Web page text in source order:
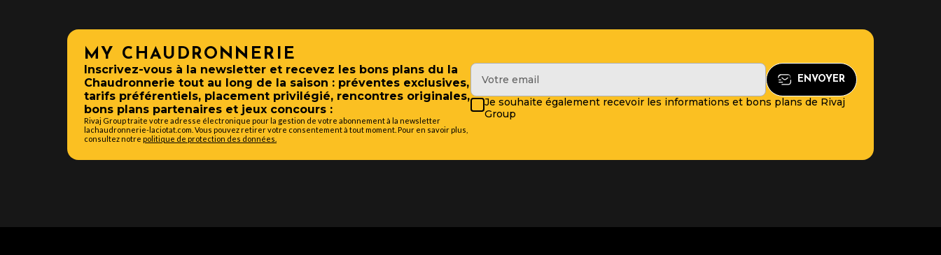
MY CHAUDRONNERIE
Inscrivez-vous à la newsletter et recevez les bons plans du la
Chaudronnerie tout au long de la saison : préventes exclusives,
tarifs préférentiels, placement privilégié, rencontres originales,
bons plans partenaires et jeux concours :
Rivaj Group traite votre adresse électronique pour la gestion de votre abonnement à la newsletter
lachaudronnerie-laciotat.com. Vous pouvez retirer votre consentement à tout moment. Pour en savoir plus,
consultez notre politique de protection des données.
Je souhaite également recevoir les informations et bons plans de Rivaj
Group